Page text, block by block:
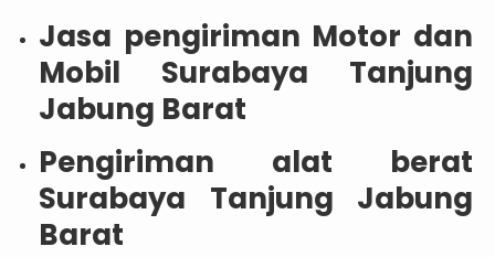
Jasa pengiriman Motor dan
Mobil Surabaya Tanjung
Jabung Barat
Pengiriman alat berat
Surabaya Tanjung Jabung
Barat